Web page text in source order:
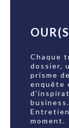
Chaque
dossier,
prisme
enquête
moment.